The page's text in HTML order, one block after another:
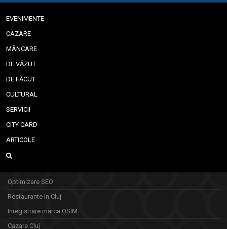
EVENIMENTE
CAZARE
MÂNCARE
DE VĂZUT
DE FĂCUT
CULTURAL
SERVICII
CITY CARD
ARTICOLE
Optimizare SEO
Restaurante in Cluj
Inregistrare marca OSIM
Cazare Cluj